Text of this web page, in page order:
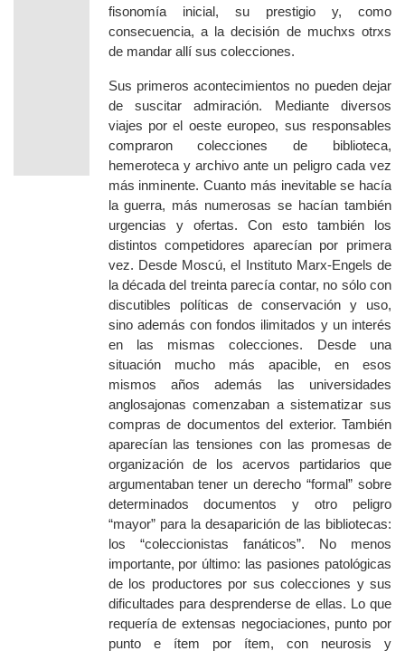
fisonomía inicial, su prestigio y, como
consecuencia, a la decisión de muchxs otrxs
de mandar allí sus colecciones.
Sus primeros acontecimientos no pueden dejar
de suscitar admiración. Mediante diversos
viajes por el oeste europeo, sus responsables
compraron colecciones de biblioteca,
hemeroteca y archivo ante un peligro cada vez
más inminente. Cuanto más inevitable se hacía
la guerra, más numerosas se hacían también
urgencias y ofertas. Con esto también los
distintos competidores aparecían por primera
vez. Desde Moscú, el Instituto Marx-Engels de
la década del treinta parecía contar, no sólo con
discutibles políticas de conservación y uso,
sino además con fondos ilimitados y un interés
en las mismas colecciones. Desde una
situación mucho más apacible, en esos
mismos años además las universidades
anglosajonas comenzaban a sistematizar sus
compras de documentos del exterior. También
aparecían las tensiones con las promesas de
organización de los acervos partidarios que
argumentaban tener un derecho “formal” sobre
determinados documentos y otro peligro
“mayor” para la desaparición de las bibliotecas:
los “coleccionistas fanáticos”. No menos
importante, por último: las pasiones patológicas
de los productores por sus colecciones y sus
dificultades para desprenderse de ellas. Lo que
requería de extensas negociaciones, punto por
punto e ítem por ítem, con neurosis y